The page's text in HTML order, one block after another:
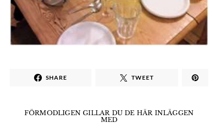
SHARE TWEET
FÖRMODLIGEN GILLAR DU DE HÄR INLÄGGEN
MED